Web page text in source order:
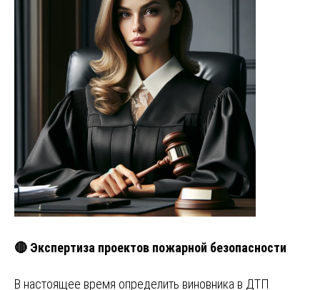
🔴 Экспертиза проектов пожарной безопасности
В настоящее время определить виновника в ДТП